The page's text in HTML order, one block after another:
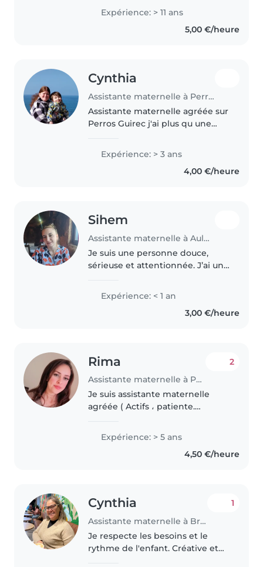
disponible pendant les vacances
scolaires ou en soirée 8e/l heure
n'hésitez pas à me contacter..
Expérience: > 11 ans
5,00 €/heure
Cynthia
Assistante maternelle à Perros-Guirec
Assistante maternelle agréée sur
Perros Guirec j'ai plus qu une
décembre je suis maman de 5
enfants et mamie 2 fois je me
suis occuper d enfants pendant..
Expérience: > 3 ans
4,00 €/heure
Sihem
Assistante maternelle à Aulnay-sous-Bois
Je suis une personne douce,
sérieuse et attentionnée. J’ai une
les enfants. Je propose de
garder vos petits dans un
Expérience: < 1 an
3,00 €/heure
Rima
Assistante maternelle à Pau
2
Je suis assistante maternelle
agréée ( Actifs ، patiente.
Expérience: > 5 ans
4,50 €/heure
Cynthia
Assistante maternelle à Brétigny-sur-Orge
1
Je respecte les besoins et le
rythme de l'enfant. Créative et